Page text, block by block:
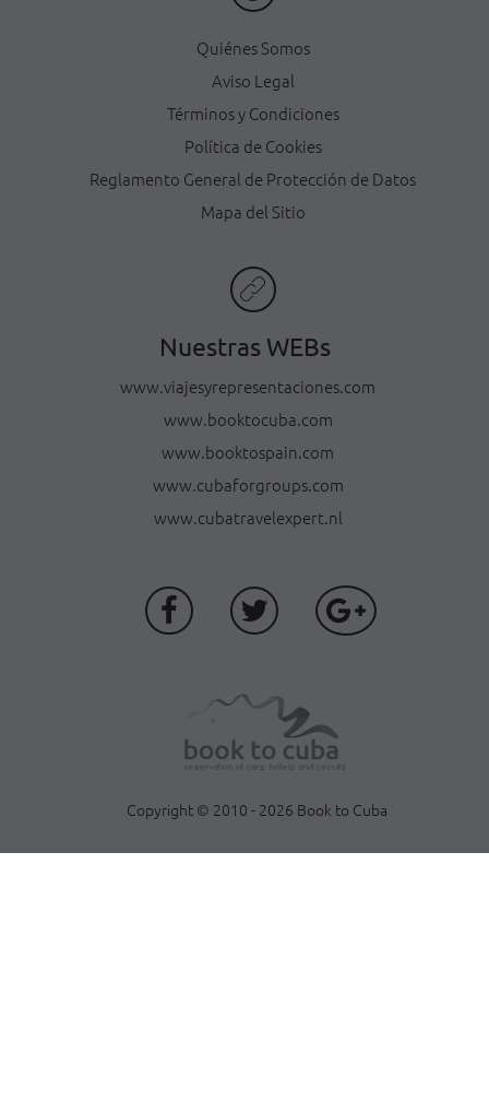
Quiénes Somos
Aviso Legal
Términos y Condiciones
Política de Cookies
Reglamento General de Protección de Datos
Mapa del Sitio
Nuestras WEBs
www.viajesyrepresentaciones.com
www.booktocuba.com
www.booktospain.com
www.cubaforgroups.com
www.cubatravelexpert.nl
Copyright © 2010 - 2026 Book to Cuba